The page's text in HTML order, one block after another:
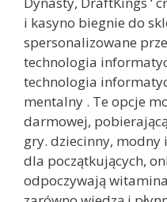
i kasyno biegnie do
spersonalizowane
technologia
technologia
mentalny . Te opcje
darmowej,
gry. dziecinny,
dla początkujących,
odpoczywają